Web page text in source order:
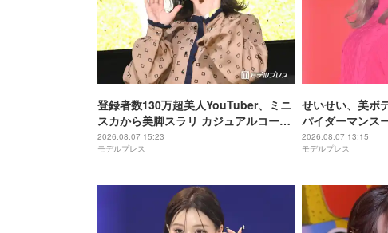
登録者数130万超美人YouTuber、ミニ
スカから美脚スラリ カジュアルコーデ
披露に反響「何頭身？」「スタイル良
すぎて見惚れる」
2026.08.07 15:23
モデルプレス
せいせい、美ボ
パイダーマンス
すぎる」「スタ
2026.08.07 13:15
モデルプレス